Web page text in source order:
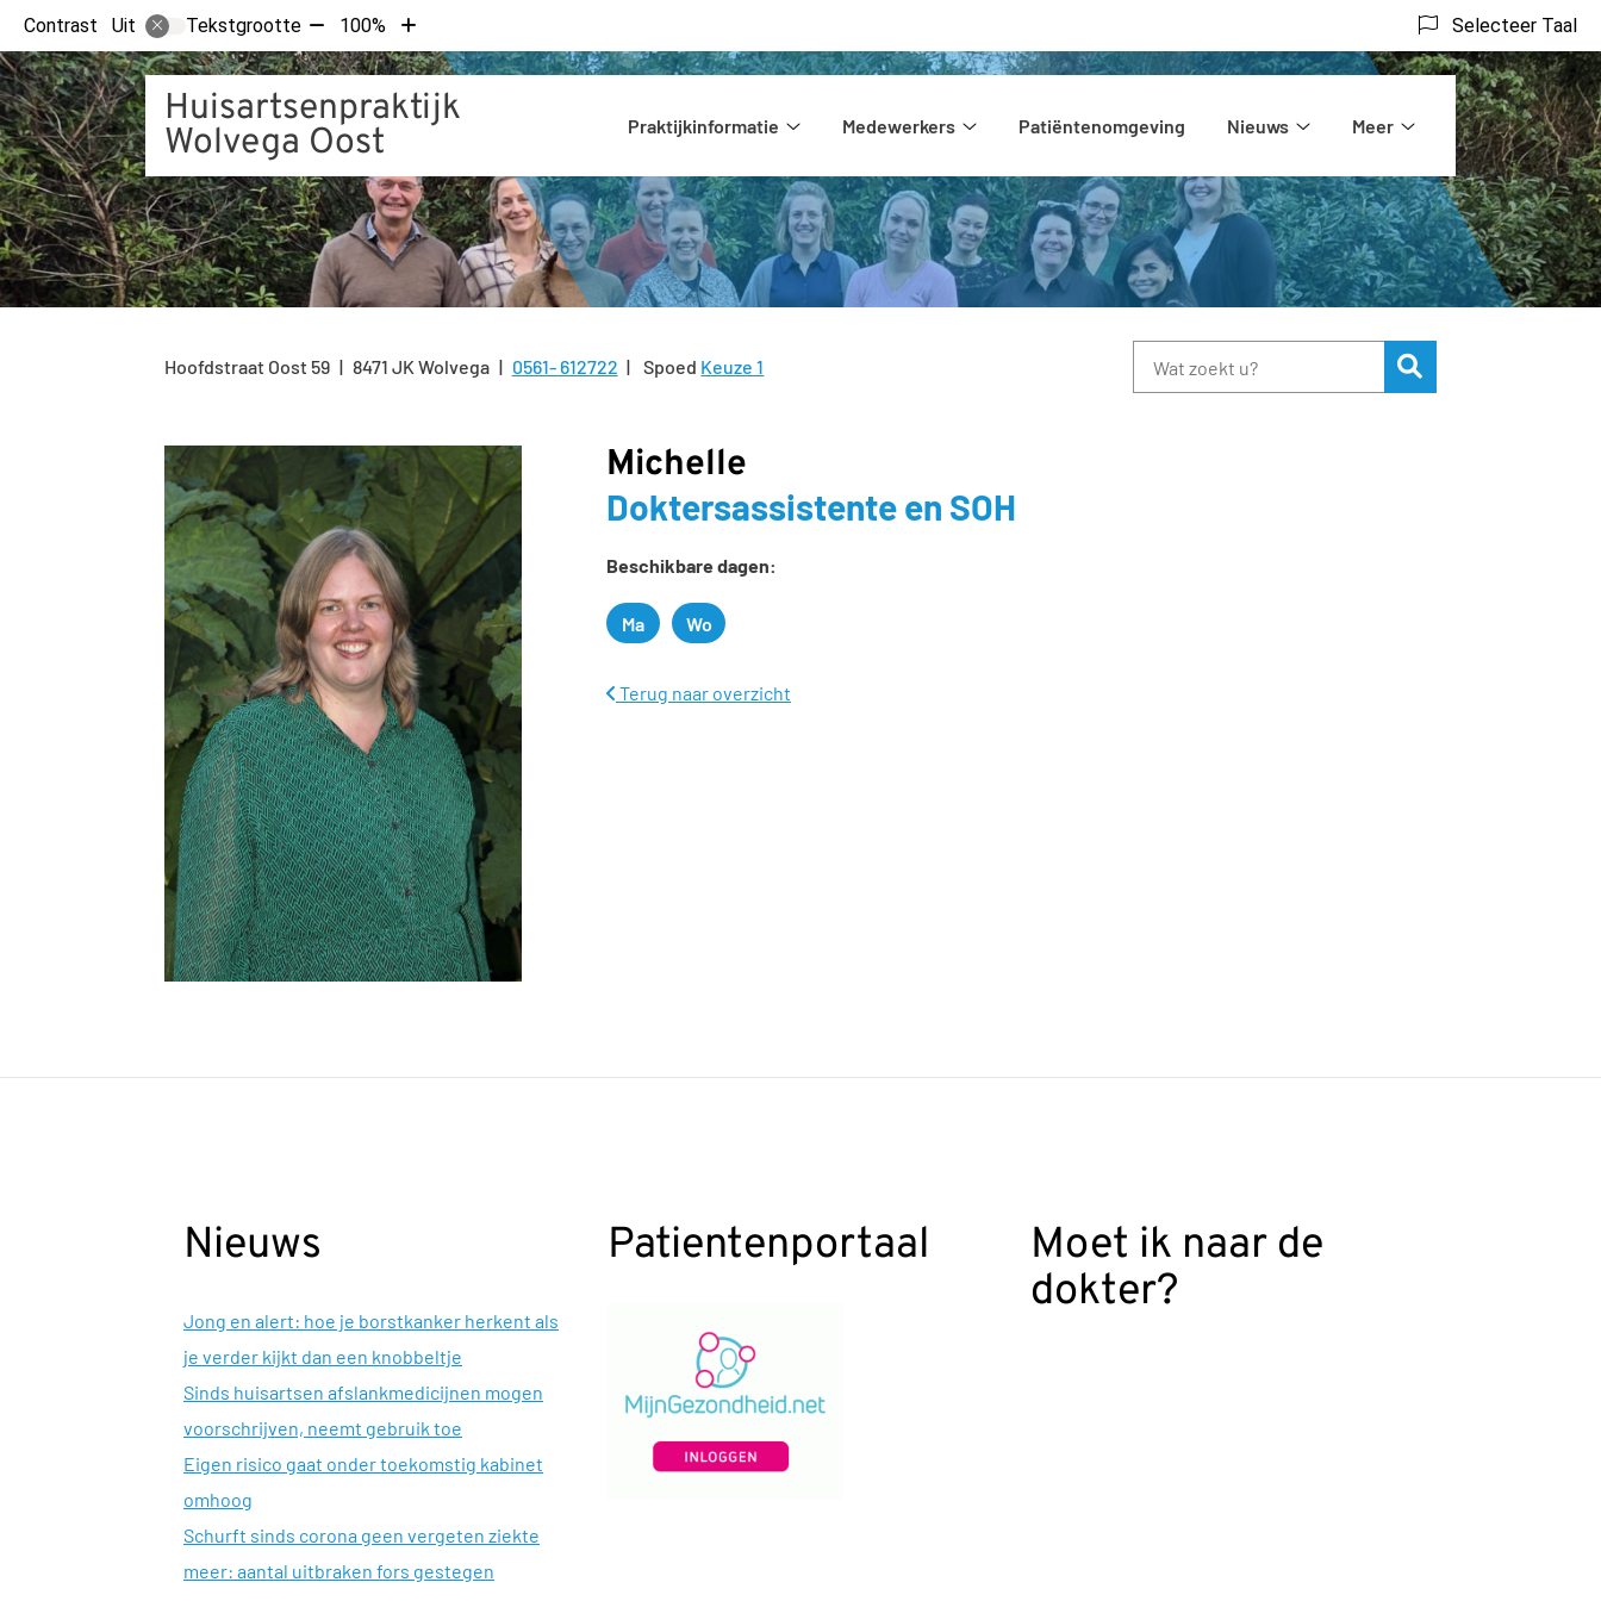
Contrast Uit Tekstgrootte Tekst
verkleinen
met
10%
100%
Tekst
vergroten
met
10%
Selecteer Taal
Huisartsenpraktijk
Wolvega Oost
Praktijkinformatie
Medewerkers
Patiëntenomgeving
Nieuws
Meer
submenu
Hoofdstraat Oost 59 8471 JK Wolvega Tel:
0561- 612722 Spoed Keuze 1
Michelle
Doktersassistente en SOH
Beschikbare dagen:
Maandag
Ma Woensdag
Wo
Terug naar overzicht
Nieuws
Jong en alert: hoe je borstkanker herkent als
je verder kijkt dan een knobbeltje
Sinds huisartsen afslankmedicijnen mogen
voorschrijven, neemt gebruik toe
Eigen risico gaat onder toekomstig kabinet
omhoog
Schurft sinds corona geen vergeten ziekte
meer: aantal uitbraken fors gestegen
Patientenportaal
Moet ik naar de
dokter?